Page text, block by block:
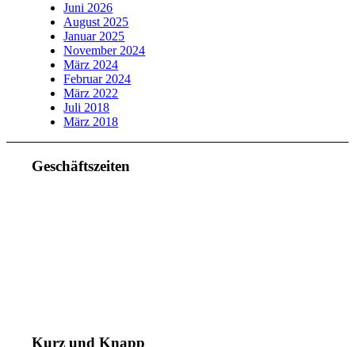
Juni 2026
August 2025
Januar 2025
November 2024
März 2024
Februar 2024
März 2022
Juli 2018
März 2018
Geschäftszeiten
Kurz und Knapp